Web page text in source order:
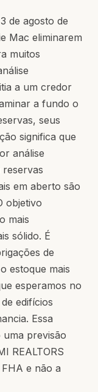
de agosto de
Mac eliminarem
muitos
a um credor
a fundo o
seus
significa que
análise
em aberto são
objetivo
mais
sólido. É
de
estoque mais
esperamos no
edifícios
Essa
previsão
REALTORS
e não a